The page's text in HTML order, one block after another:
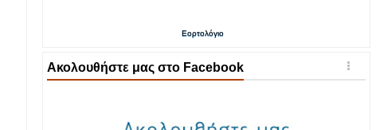
Εορτολόγιο
Ακολουθήστε μας στο Facebook